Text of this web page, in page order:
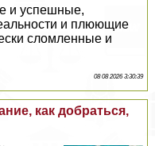
и успешные,
и плюющие
сломленные и
08 08 2026 3:30:39
как добраться,